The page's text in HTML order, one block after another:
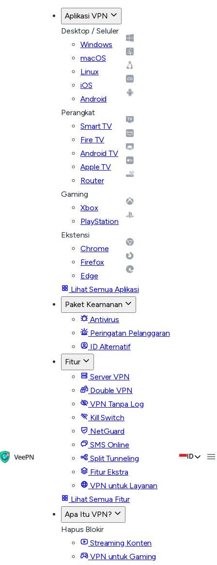
Aplikasi VPN
Desktop / Seluler
Windows
macOS
Linux
iOS
Android
Perangkat
Smart TV
Fire TV
Android TV
Apple TV
Router
Gaming
Xbox
PlayStation
Ekstensi
Chrome
Firefox
Edge
Lihat Semua Aplikasi
Paket Keamanan
Antivirus
Peringatan Pelanggaran
ID Alternatif
Fitur
Server VPN
Double VPN
VPN Tanpa Log
Kill Switch
NetGuard
SMS Online
Split Tunneling
Fitur Ekstra
VPN untuk Layanan
Lihat Semua Fitur
Apa Itu VPN?
Hapus Blokir
Streaming Konten
VPN untuk Gaming
ID